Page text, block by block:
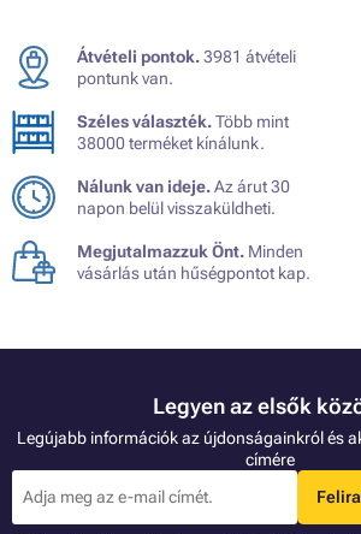
Átvételi pontok.3981 átvételi
pontunk van.
Széles választék.Több mint
38000 terméket kínálunk.
Nálunk van ideje.Az árut 30
napon belül visszaküldheti.
Megjutalmazzuk Önt. Minden
vásárlás után hűségpontot kap.
Legyen az elsők
Legújabb információk az újdonságainkról és
címére